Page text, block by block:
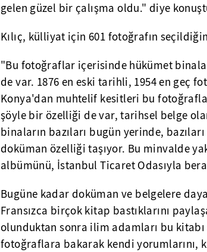
gelen güzel bir çalışma oldu." diye
Kılıç, külliyat için 601 fotoğrafın
"Bu fotoğraflar içerisinde hükümet
de var. 1876 en eski tarihli, 1954 en geç
Konya'dan muhtelif kesitleri bu
şöyle bir özelliği de var, tarihsel belge
binaların bazıları bugün yerinde,
doküman özelliği taşıyor. Bu minvalde
albümünü, İstanbul Ticaret Odasıyla
Bugüne kadar doküman ve belgelere
Fransızca birçok kitap bastıklarını
olunduktan sonra ilim adamları bu
fotoğraflara bakarak kendi yorumlarını,